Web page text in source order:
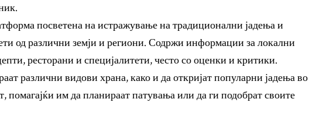
посветена на истражување на традиционални јадења и
од различни земји и региони. Содржи информации за локални
ресторани и специјалитети, често со оценки и критики.
различни видови храна, како и да откријат популарни јадења во
помагајќи им да планираат патувања или да ги подобрат своите